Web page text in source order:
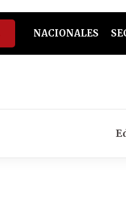
NACIONALES